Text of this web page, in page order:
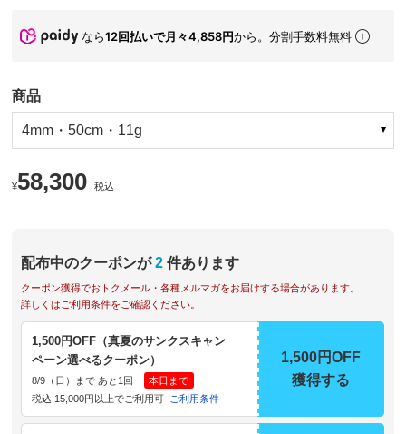
なら12回払いで月々4,858円から。分割手数料無料
商品
4mm・50cm・11g
¥58,300 税込
配布中のクーポンが 2 件あります
クーポン獲得でおトクメール・各種メルマガをお届けする場合があります。
詳しくはご利用条件をご確認ください。
1,500円OFF（真夏のサンクスキャン
ペーン選べるクーポン）
8/9（日）まで あと1回
本日まで
税込 15,000円以上でご利用可
ご利用条件
1,500円OFF
獲得する